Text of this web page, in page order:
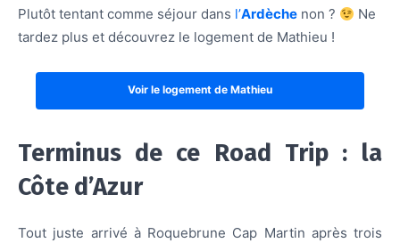
Plutôt tentant comme séjour dans l’Ardèche non ?
Ne
tardez plus et découvrez le logement de Mathieu !
Voir le logement de Mathieu
Terminus de ce Road Trip : la
Côte d’Azur
Tout juste arrivé à Roquebrune Cap Martin après trois